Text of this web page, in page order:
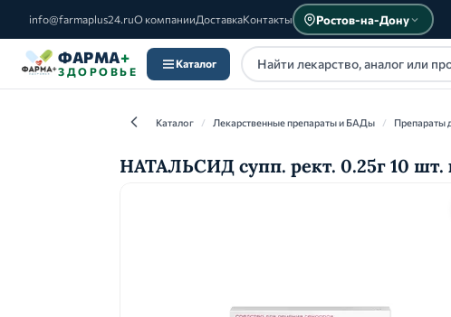
info@farmaplus24.ruО компанииДоставкаКонтакты Ростов-на-Дону
ФАРМА+
ЗДОРОВЬЕ
Каталог
Каталог / Лекарственные препараты и БАДы / Препараты
НАТАЛЬСИД супп. рект. 0.25г 10 шт.